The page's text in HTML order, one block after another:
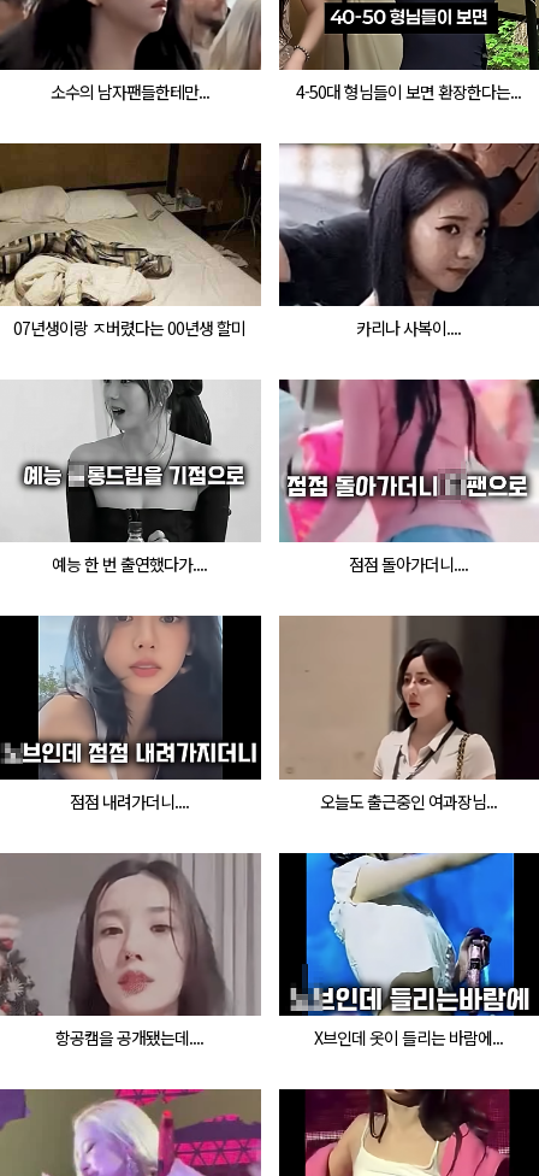
소수의 남자팬들한테만... 4-50대 형님들이 보면 환장한다는...
07년생이랑 ㅈ버렸다는 00년생 할미 카리나 사복이....
예능 한 번 출연했다가.... 점점 돌아가더니....
점점 내려가더니.... 오늘도 출근중인 여과장님...
항공캠을 공개됐는데.... X브인데 옷이 들리는 바람에...